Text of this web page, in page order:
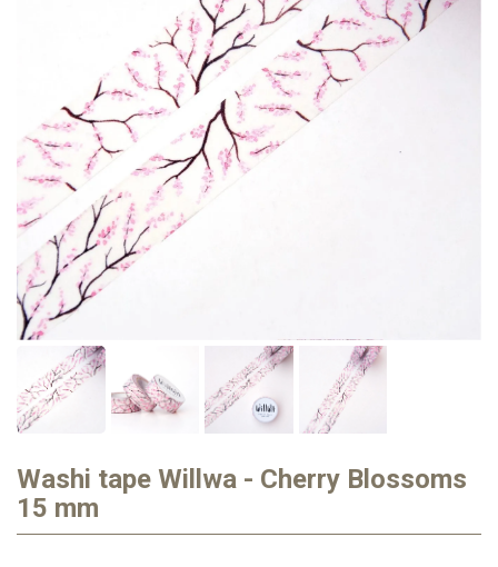
Washi tape Willwa - Cherry Blossoms
15 mm